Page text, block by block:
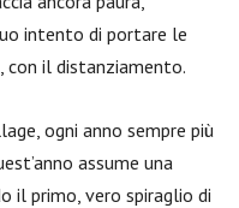
intento di portare le
con il distanziamento.
ogni anno sempre più
assume una
il primo, vero spiraglio di